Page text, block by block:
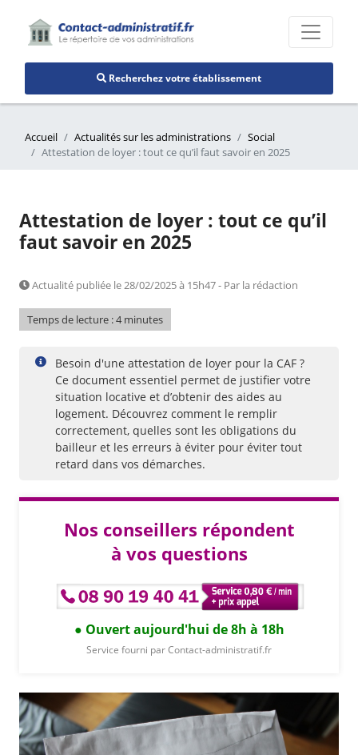
Recherchez votre établissement
Accueil Actualités sur les administrations
Social
Attestation de loyer : tout ce qu’il faut savoir en 2025
Attestation de loyer : tout ce qu’il
faut savoir en 2025
Actualité publiée le 28/02/2025 à 15h47 - Par la rédaction
Temps de lecture : 4 minutes
Besoin d'une attestation de loyer pour la CAF ?
Ce document essentiel permet de justifier votre
situation locative et d’obtenir des aides au
logement. Découvrez comment le remplir
correctement, quelles sont les obligations du
bailleur et les erreurs à éviter pour éviter tout
retard dans vos démarches.
Nos conseillers répondent
à vos questions
Ouvert aujourd'hui de 8h à 18h
Service fourni par Contact-administratif.fr